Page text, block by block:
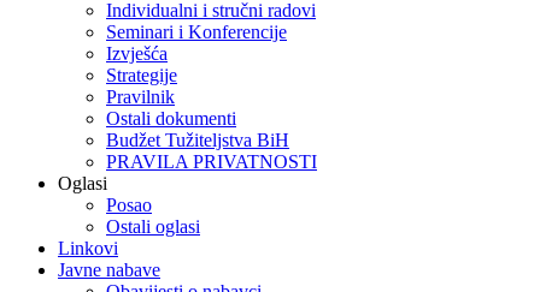
Individualni i stručni radovi
Seminari i Konferencije
Izvješća
Strategije
Pravilnik
Ostali dokumenti
Budžet Tužiteljstva BiH
PRAVILA PRIVATNOSTI
Oglasi
Posao
Ostali oglasi
Linkovi
Javne nabave